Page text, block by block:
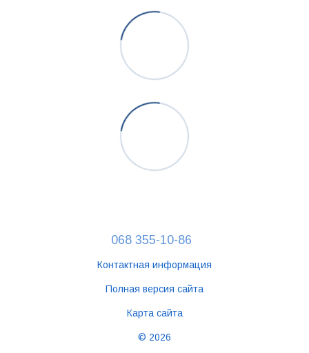
068 355-10-86
Контактная информация
Полная версия сайта
Карта сайта
© 2026